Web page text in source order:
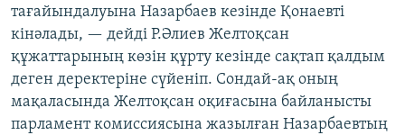
тағайындалуына Назарбаев кезінде Қонаевті
кінәлады, — дейді Р.Әлиев Желтоқсан
құжаттарының көзін құрту кезінде сақтап қалдым
деген деректеріне сүйеніп. Сондай-ақ оның
мақаласында Желтоқсан оқиғасына байланысты
парламент комиссиясына жазылған Назарбаевтың